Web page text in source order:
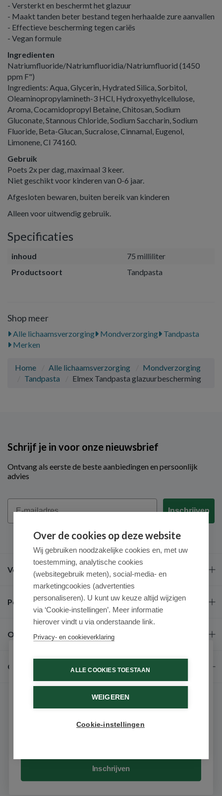
- Versterkt en beschermt het glazuur
- Maakt tanden beter bestand tegen herhaalde zure aanvallen
- Effectieve bescherming tegen cariës
- Vegan formule
Ingredienten
Natriumfluoride/Natriumfluoridia/Natriumfluorid (1450
ppm F")
Ingredients: Aqua, Glycerin, Hydrated Silica, Sorbitol,
Oleaminopropylamineth-3 HCl, Hydroxyethylcellulose,
Aroma, Cocamidopropyl Betaine, Chitosan, Sodium
Gluconate, Stannous Chloride, Sodium Saccharin, Sodium
Fluoride, Beta-Glucan, Sucralose, Cinnamal, Eugenol,
Limonene, CI 74160.
Gebruik
Poets 2x per dag, maximaal 3 keer.
Niet geschikt voor kinderen van 0-6 jaar.
Afgesloten bewaren, buiten bereik van kinderen
Alleen voor uitwendig gebruik.
Specificaties
inhoud
75 milliliter
Productsoort
Tandpasta
Shop meer
Alle lichaamsverzorging Mondverzorging
Tandpasta
Merken
Home Alle lichaamsverzorging
Mondverzorging
Tandpasta
Elmex Tandpasta glazuurbescherming
Schrijf je in voor onze nieuwsbrief
Ontvang als eerste de beste aanbiedingen en persoonlijk
advies
Email
Inschrijven
Veel gestelde vragen
Populaire merken
Over ons
Contact
Over de cookies op deze website
Wij gebruiken noodzakelijke cookies en, met uw
toestemming, analytische cookies
(websitegebruik meten), social-media- en
marketingcookies (advertenties
personaliseren). U kunt uw keuze altijd wijzigen
via ‘Cookie-instellingen’. Meer informatie
hierover vindt u via onderstaande link.
Privacy- en cookieverklaring
ALLE COOKIES TOESTAAN
WEIGEREN
Cookie-instellingen
Schrijf je in voor onze nieuwsbrief
Ontvang als eerste de beste aanbiedingen en persoonlijk
advies
Inschrijven